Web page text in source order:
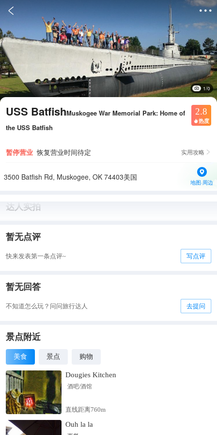
 
1/0
USS BatfishMuskogee War Memorial Park: Home of
the USS Batfish
2.8
 热度
暂停营业 恢复营业时间待定 实用攻略 
3500 Batfish Rd, Muskogee, OK 74403美国
地图·周边
达人实拍
暂无点评
快来发表第一条点评~ 写点评
暂无回答
不知道怎么玩？问问旅行达人 去提问
景点附近
美食 景点 购物
Dougies Kitchen
酒吧/酒馆
直线距离760m
Ouh la la